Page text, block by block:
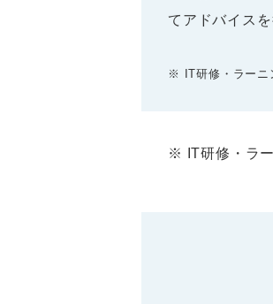
てアドバイスを
※ IT研修・ラーニ
※ IT研修・ラ